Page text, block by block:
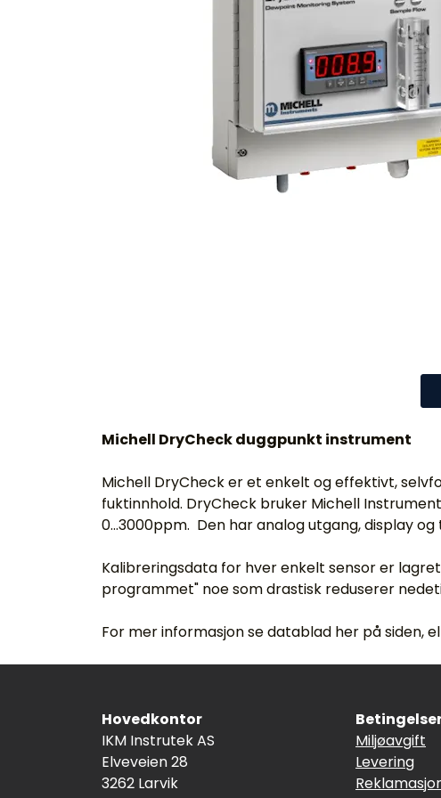
Michell DryCheck duggpunkt instrument
Michell DryCheck er et enkelt og effektivt,
fuktinnhold. DryCheck bruker Michell
0...3000ppm. Den har analog utgang, display
Kalibreringsdata for hver enkelt sensor er
programmet" noe som drastisk reduserer
For mer informasjon se datablad her på siden,
Hovedkontor
IKM Instrutek AS
Elveveien 28
3262 Larvik
Miljøavgift
Levering